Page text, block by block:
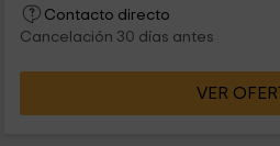
Contacto directo
Cancelación 30 días antes
VER